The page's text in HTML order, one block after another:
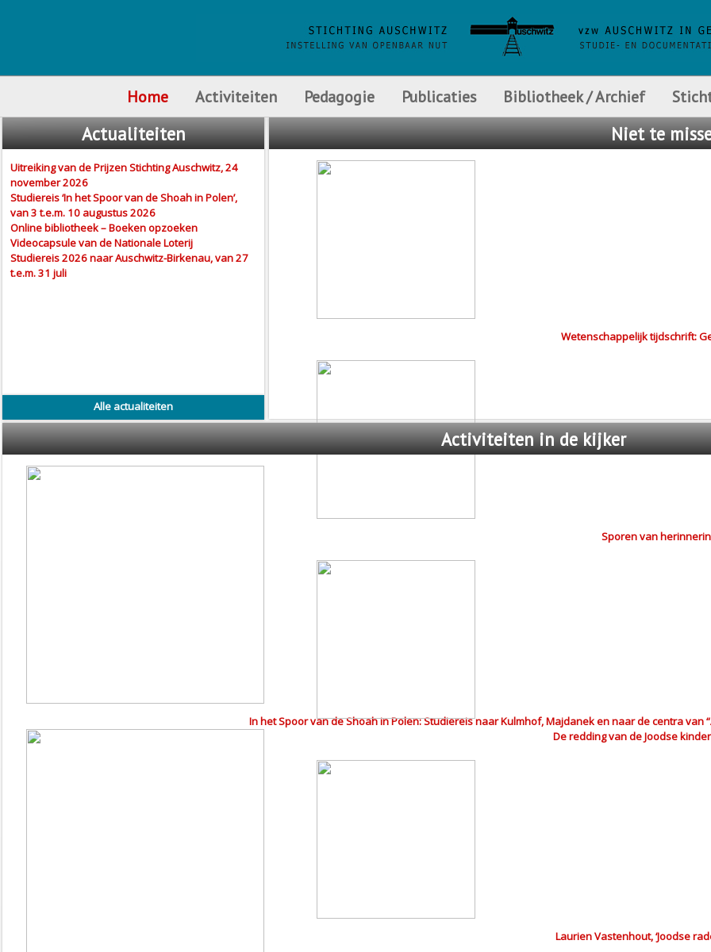
Home Activiteiten Pedagogie Publicaties Bibliotheek / Archief
Actualiteiten
Uitreiking van de Prijzen Stichting Auschwitz, 24
november 2026
Studiereis ‘In het Spoor van de Shoah in Polen’,
van 3 t.e.m. 10 augustus 2026
Online bibliotheek – Boeken opzoeken
Videocapsule van de Nationale Loterij
Studiereis 2026 naar Auschwitz-Birkenau, van 27
t.e.m. 31 juli
Alle actualiteiten
Niette
Wetenschappelijk tijdschrift:
Sporen van
De redding van de Joodse
Laurien Vastenhout, ‘Joodse
Activiteitenin de kijker
In het Spoor van de Shoah in Polen: Studiereis naar Kulmhof, Majdanek en naar de centra van